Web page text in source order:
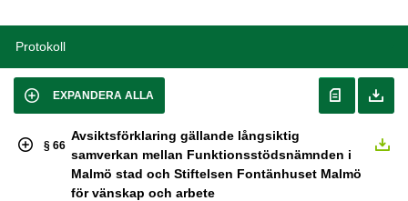
Protokoll
EXPANDERA ALLA
§ 66
Avsiktsförklaring gällande långsiktig
samverkan mellan Funktionsstödsnämnden i
Malmö stad och Stiftelsen Fontänhuset Malmö
för vänskap och arbete